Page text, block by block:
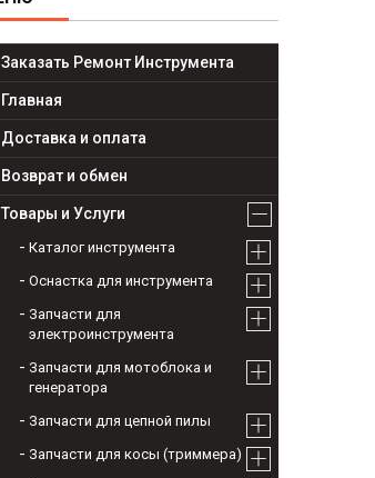
Заказать Ремонт Инструмента
Главная
Доставка и оплата
Возврат и обмен
Товары и Услуги
Каталог инструмента
Оснастка для инструмента
Запчасти для
электроинструмента
Запчасти для мотоблока и
генератора
Запчасти для цепной пилы
Запчасти для косы (триммера)